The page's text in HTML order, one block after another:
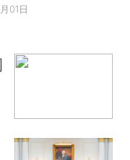
01日